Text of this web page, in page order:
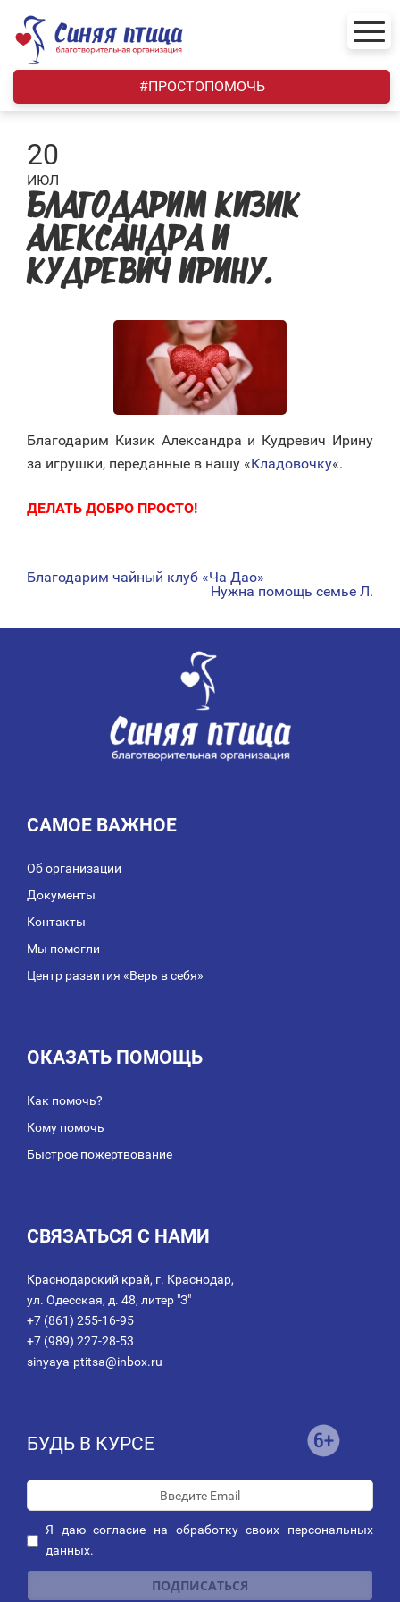
content
#ПРОСТОПОМОЧЬ
20
ИЮЛ
БЛАГОДАРИМ КИЗИК
АЛЕКСАНДРА И
КУДРЕВИЧ ИРИНУ.
Благодарим Кизик Александра и Кудревич Ирину
за игрушки, переданные в нашу «Кладовочку«.
ДЕЛАТЬ ДОБРО ПРОСТО!
НАВИГАЦИЯ
Благодарим чайный клуб «Ча Дао»
Нужна помощь семье Л.
САМОЕ ВАЖНОЕ
Об организации
Документы
Контакты
Мы помогли
Центр развития «Верь в себя»
ОКАЗАТЬ ПОМОЩЬ
Как помочь?
Кому помочь
Быстрое пожертвование
СВЯЗАТЬСЯ С НАМИ
Краснодарский край, г. Краснодар,
ул. Одесская, д. 48, литер "З"
+7 (861) 255-16-95
+7 (989) 227-28-53
sinyaya-ptitsa@inbox.ru
БУДЬ В КУРСЕ
Я даюсогласие на обработку своих персональных
данных.